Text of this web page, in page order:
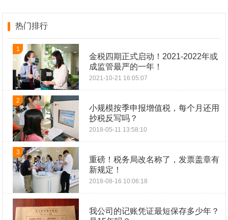
热门排行
1
金税四期正式启动！2021-2022年或
成监管最严的一年！
2021-10-21 16:05:07
2
小规模按季申报增值税，每个月还用
抄税反写吗？
2018-05-11 13:58:10
3
重磅！税务局改名称了，发票盖章有
新规定！
2018-08-16 10:06:18
我公司的记账凭证最短保存多少年？